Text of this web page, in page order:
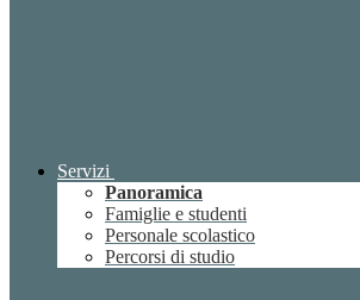
Servizi
Panoramica
Famiglie e studenti
Personale scolastico
Percorsi di studio